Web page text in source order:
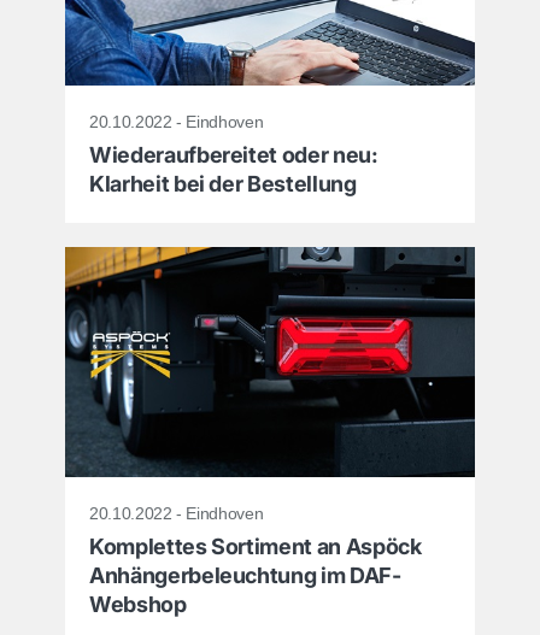
20.10.2022 - Eindhoven
Wiederaufbereitet oder neu:
Klarheit bei der Bestellung
20.10.2022 - Eindhoven
Komplettes Sortiment an Aspöck
Anhängerbeleuchtung im DAF-
Webshop